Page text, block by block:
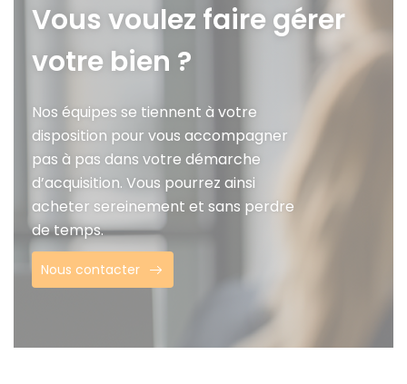
Vous voulez faire gérer
votre bien ?
Nos équipes se tiennent à votre
disposition pour vous accompagner
pas à pas dans votre démarche
d’acquisition. Vous pourrez ainsi
acheter sereinement et sans perdre
de temps.
Nous contacter